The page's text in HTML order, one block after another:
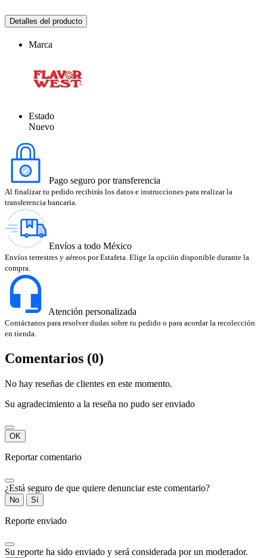
Detalles del producto
Marca
Estado
Nuevo
Pago seguro por transferencia
Al finalizar tu pedido recibirás los datos e instrucciones para realizar la
transferencia bancaria.
Envíos a todo México
Envíos terrestres y aéreos por Estafeta. Elige la opción disponible durante la
compra.
Atención personalizada
Contáctanos para resolver dudas sobre tu pedido o para acordar la recolección
en tienda.
Comentarios (0)
No hay reseñas de clientes en este momento.
Su agradecimiento a la reseña no pudo ser enviado
OK
Reportar comentario
¿Está seguro de que quiere denunciar este comentario?
No Sí
Reporte enviado
Su reporte ha sido enviado y será considerada por un moderador.